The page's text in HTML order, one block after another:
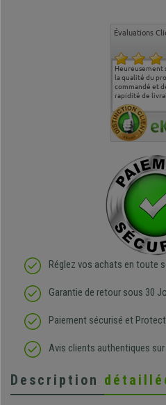
Évaluations
Heureusement
la qualité du
commandé et
rapidité de
Réglez vos achats en toute
Garantie de retour sous 30
Paiement sécurisé et
Avis clients authentiques
Description